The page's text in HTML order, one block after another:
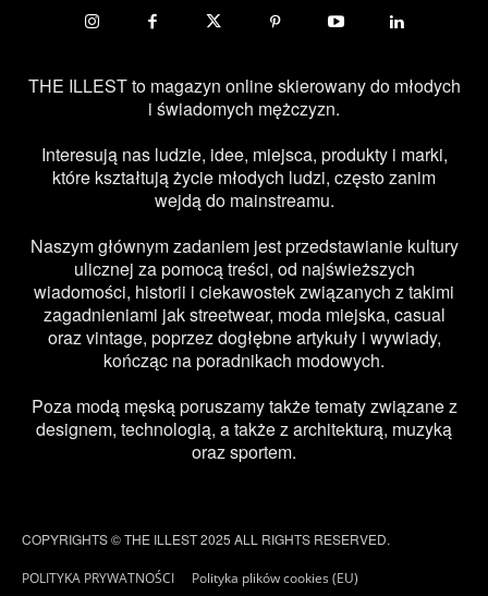
THE ILLEST to magazyn online skierowany do młodych
i świadomych mężczyzn.
Interesują nas ludzie, idee, miejsca, produkty i marki,
które kształtują życie młodych ludzi, często zanim
wejdą do mainstreamu.
Naszym głównym zadaniem jest przedstawianie kultury
ulicznej za pomocą treści, od najświeższych
wiadomości, historii i ciekawostek związanych z takimi
zagadnieniami jak streetwear, moda miejska, casual
oraz vintage, poprzez dogłębne artykuły i wywiady,
kończąc na poradnikach modowych.
Poza modą męską poruszamy także tematy związane z
designem, technologią, a także z architekturą, muzyką
oraz sportem.
COPYRIGHTS © THE ILLEST 2025 ALL RIGHTS RESERVED.
POLITYKA PRYWATNOŚCI Polityka plików cookies (EU)